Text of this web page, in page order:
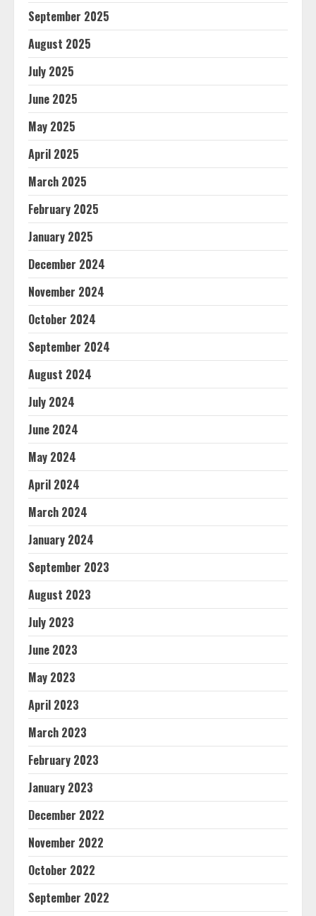
September 2025
August 2025
July 2025
June 2025
May 2025
April 2025
March 2025
February 2025
January 2025
December 2024
November 2024
October 2024
September 2024
August 2024
July 2024
June 2024
May 2024
April 2024
March 2024
January 2024
September 2023
August 2023
July 2023
June 2023
May 2023
April 2023
March 2023
February 2023
January 2023
December 2022
November 2022
October 2022
September 2022